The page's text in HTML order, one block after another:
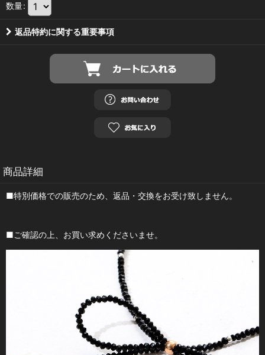
数量:
返品特約に関する重要事項
商品詳細
■特別価格での販売のため、返品・交換をお受け致しません。
■ご確認の上、お買い求めくださいませ。